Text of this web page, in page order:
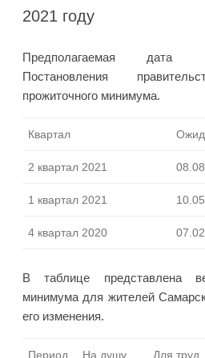
2021 году
Предполагаемая дата
Постановления
прожиточного минимума.
Квартал
2 квартал 2021
1 квартал 2021
4 квартал 2020
В таблице представлена
минимума для жителей
его изменения.
Период На душу Для труд.